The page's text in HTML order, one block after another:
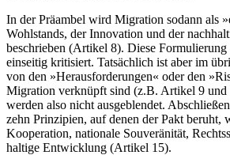
In der Präambel wird Migration sodann als
Wohlstands, der Inno­vation und der
beschrieben (Artikel 8). Diese
einseitig kritisiert. Tat­sächlich ist aber im
von den »Herausforderungen« oder den
Migration ver­knüpft sind (z.B. Artikel 9 und
werden also nicht aus­geblen­det.
zehn Prinzipien, auf denen der Pakt beruht,
Kooperation, nationale Sou­ve­ränität,
haltige Entwicklung (Artikel 15).